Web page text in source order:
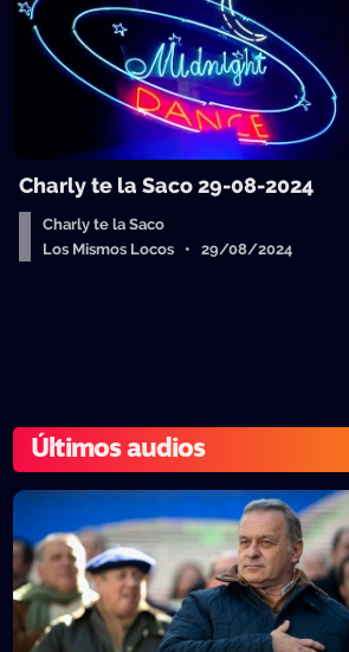
Charly te la Saco 29-08-2024
Charly te la Saco
Los Mismos Locos • 29/08/2024
Últimos audios